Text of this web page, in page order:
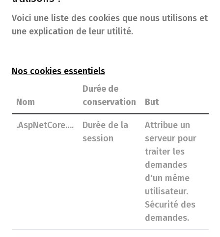
Voici une liste des cookies que nous utilisons et
une explication de leur utilité.
Nos cookies essentiels
Nom
Durée de
conservation
But
.AspNetCore….
Durée de la
session
Attribue un
serveur pour
traiter les
demandes
d'un même
utilisateur.
Sécurité des
demandes.